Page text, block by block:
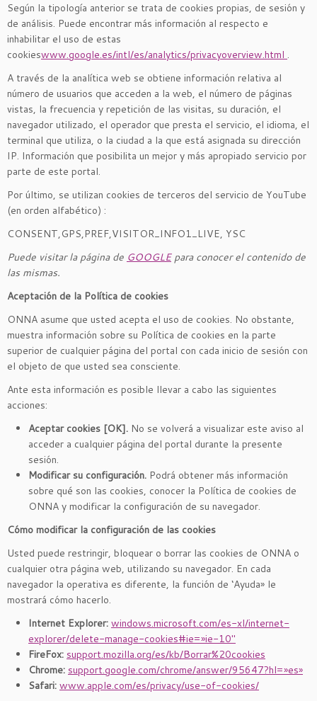
Según la tipología anterior se trata de cookies propias, de sesión y
de análisis. Puede encontrar más información al respecto e
inhabilitar el uso de estas
cookieswww.google.es/intl/es/analytics/privacyoverview.html .
A través de la analítica web se obtiene información relativa al
número de usuarios que acceden a la web, el número de páginas
vistas, la frecuencia y repetición de las visitas, su duración, el
navegador utilizado, el operador que presta el servicio, el idioma, el
terminal que utiliza, o la ciudad a la que está asignada su dirección
IP. Información que posibilita un mejor y más apropiado servicio por
parte de este portal.
Por último, se utilizan cookies de terceros del servicio de YouTube
(en orden alfabético) :
CONSENT,GPS,PREF,VISITOR_INFO1_LIVE, YSC
Puede visitar la página de GOOGLEpara conocer el contenido de
las mismas.
Aceptación de la Política de cookies
ONNA asume que usted acepta el uso de cookies. No obstante,
muestra información sobre su Política de cookies en la parte
superior de cualquier página del portal con cada inicio de sesión con
el objeto de que usted sea consciente.
Ante esta información es posible llevar a cabo las siguientes
acciones:
Aceptar cookies [OK]. No se volverá a visualizar este aviso al
acceder a cualquier página del portal durante la presente
sesión.
Modificar su configuración. Podrá obtener más información
sobre qué son las cookies, conocer la Política de cookies de
ONNA y modificar la configuración de su navegador.
Cómo modificar la configuración de las cookies
Usted puede restringir, bloquear o borrar las cookies de ONNA o
cualquier otra página web, utilizando su navegador. En cada
navegador la operativa es diferente, la función de ‘Ayuda» le
mostrará cómo hacerlo.
Internet Explorer: windows.microsoft.com/es-xl/internet-
explorer/delete-manage-cookies#ie=»ie-10″
FireFox: support.mozilla.org/es/kb/Borrar%20cookies
Chrome: support.google.com/chrome/answer/95647?hl=»es»
Safari: www.apple.com/es/privacy/use-of-cookies/